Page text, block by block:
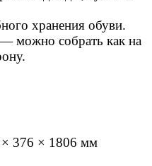
хранения обуви.
можно собрать как на
376 × 1806 мм